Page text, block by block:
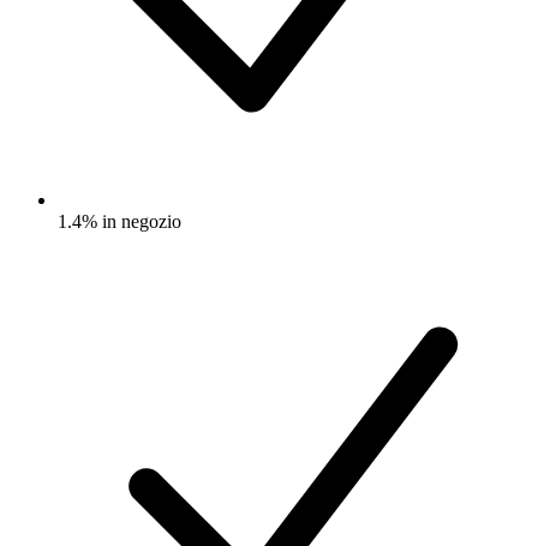
1.4% in negozio